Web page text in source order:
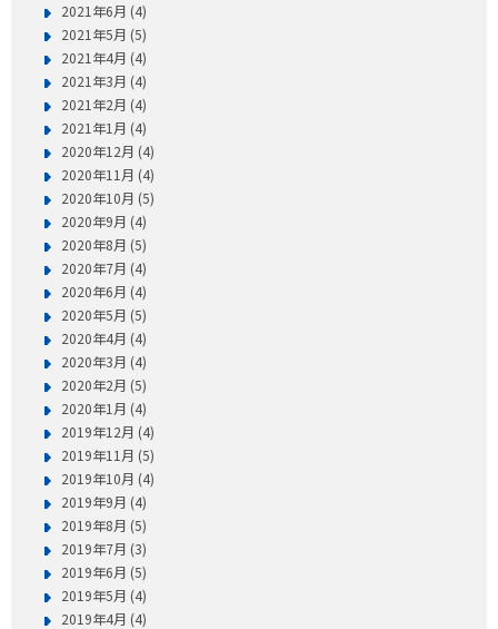
2021年6月 (4)
2021年5月 (5)
2021年4月 (4)
2021年3月 (4)
2021年2月 (4)
2021年1月 (4)
2020年12月 (4)
2020年11月 (4)
2020年10月 (5)
2020年9月 (4)
2020年8月 (5)
2020年7月 (4)
2020年6月 (4)
2020年5月 (5)
2020年4月 (4)
2020年3月 (4)
2020年2月 (5)
2020年1月 (4)
2019年12月 (4)
2019年11月 (5)
2019年10月 (4)
2019年9月 (4)
2019年8月 (5)
2019年7月 (3)
2019年6月 (5)
2019年5月 (4)
2019年4月 (4)